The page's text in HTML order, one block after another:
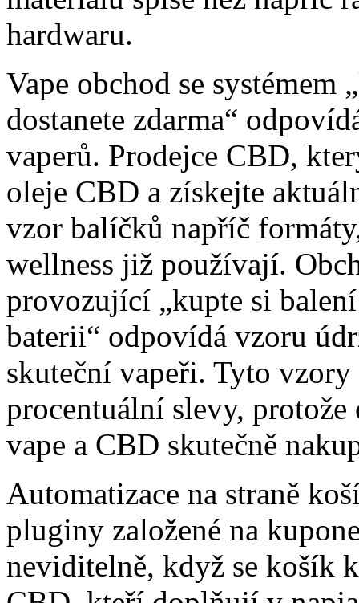
hardwaru.
Vape obchod se
dostanete zdarma“
vaperů. Prodejce CBD,
oleje CBD a získejte
vzor balíčků napříč
wellness již používají.
provozující „kupte si
baterii“ odpovídá vzoru
skuteční vapeři. Tyto
procentuální slevy,
vape a CBD skutečně
Automatizace na straně
pluginy založené na
neviditelně, když se košík